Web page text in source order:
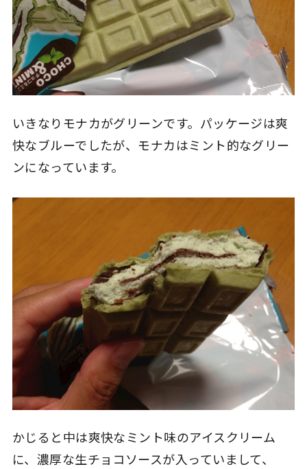
いきなりモナカがグリーンです。パッケージは爽
快なブルーでしたが、モナカはミント的なグリー
ンになっています。
かじると中は爽快なミント味のアイスクリーム
に、濃厚な生チョコソースが入っていまして、